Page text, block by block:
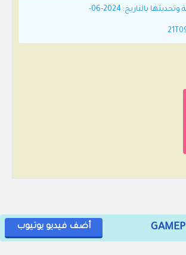
تم تحميل اللعبة وتحديثها بالتاريخ: 2024-06-
أضف فيديو يوتيوب